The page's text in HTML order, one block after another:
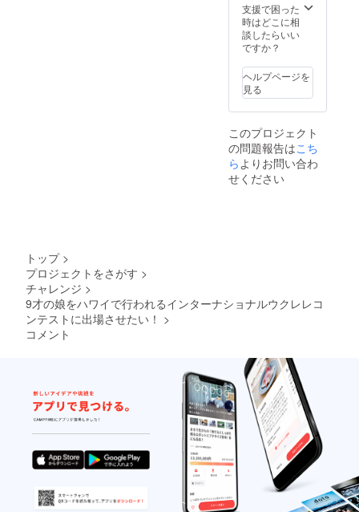
支援で困った
時はどこに相
談したらいい
ですか？
ヘルプページを
見る
このプロジェクト
の問題報告はこち
ら よりお問い合わ
せください
トップ >
プロジェクトをさがす >
チャレンジ >
9才の娘をハワイで行われるインターナショナルウクレレコ
ンテストに出場させたい！ >
コメント